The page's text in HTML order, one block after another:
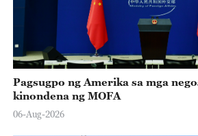
Pagsugpo ng Amerika sa mga
kinondena ng MOFA
06-Aug-2026